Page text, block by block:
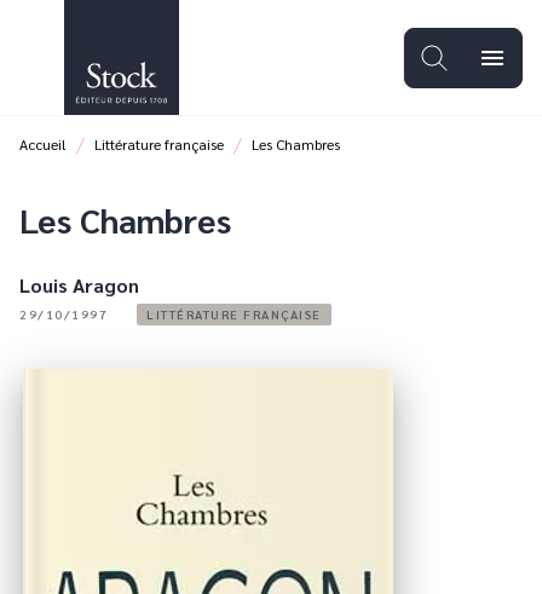
PIED DE PAGE
menu
Accueil / Littérature française / Les Chambres
Les Chambres
Louis Aragon
29/10/1997 LITTÉRATURE FRANÇAISE